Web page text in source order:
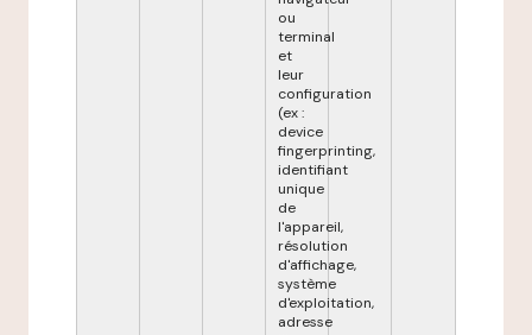
ou
terminal
et
leur
configuration
(ex :
device
fingerprinting,
identifiant
unique
de
l'appareil,
résolution
d'affichage,
système
d'exploitation,
adresse